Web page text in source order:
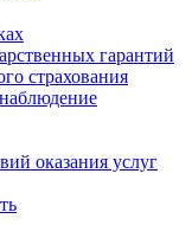
гарантий
страхования
оказания услуг